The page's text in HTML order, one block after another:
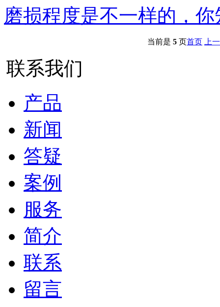
磨损程度是不一样的，
当前是 5 页首页 上
联系我们
产品
新闻
答疑
案例
服务
简介
联系
留言